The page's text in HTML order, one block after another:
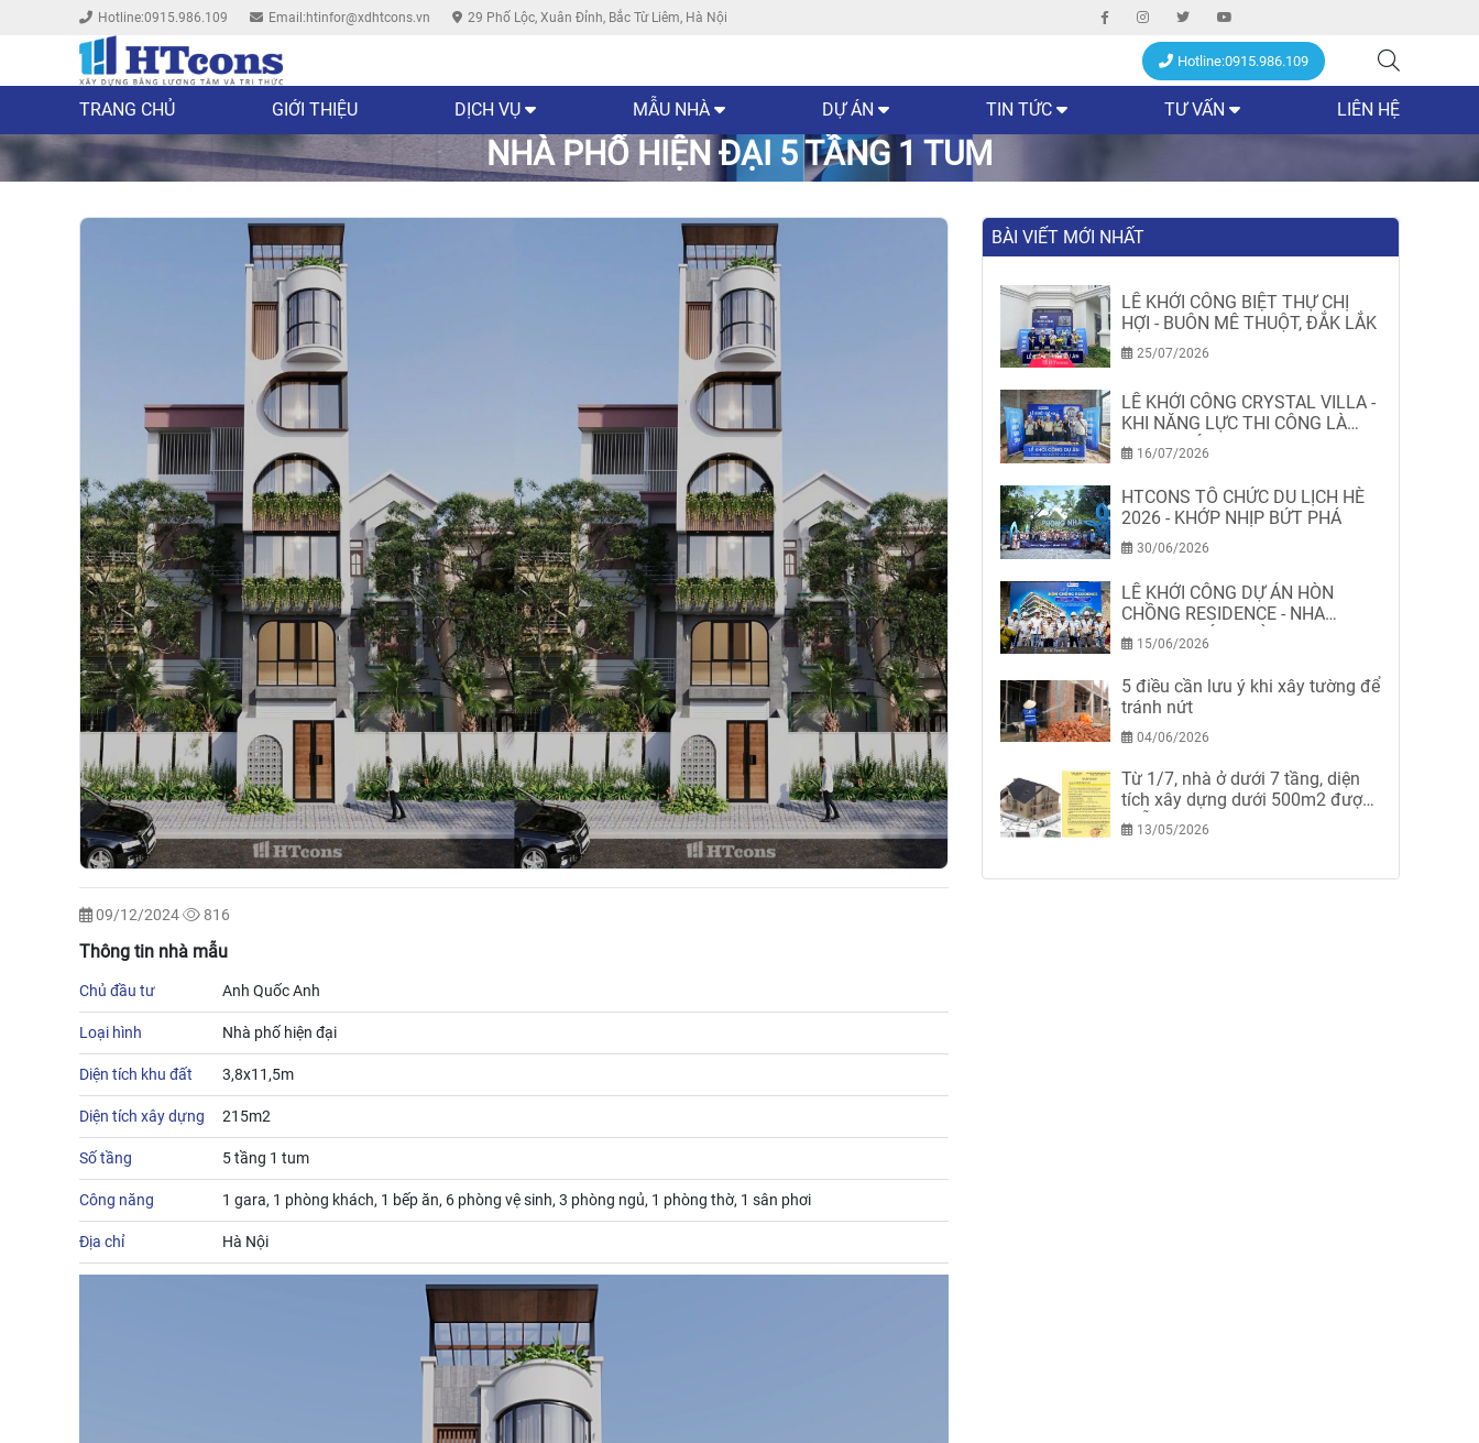
Hotline:0915.986.109 Email:htinfor@xdhtcons.vn 29 Phố Lộc, Xuân Đỉnh, Bắc Từ Liêm, Hà Nội
Hotline:0915.986.109
TRANG CHỦ GIỚI THIỆU DỊCH VỤ MẪU NHÀ DỰ ÁN TIN TỨC TƯ VẤN LIÊN HỆ
NHÀ PHỐ HIỆN ĐẠI 5 TẦNG 1 TUM
09/12/2024 816
Thông tin nhà mẫu
Chủ đầu tư Anh Quốc Anh
Loại hình Nhà phố hiện đại
Diện tích khu đất 3,8x11,5m
Diện tích xây dựng 215m2
Số tầng 5 tầng 1 tum
Công năng 1 gara, 1 phòng khách, 1 bếp ăn, 6 phòng vệ sinh, 3 phòng ngủ, 1 phòng thờ, 1 sân phơi
Địa chỉ Hà Nội
BÀI VIẾT MỚI NHẤT
LỄ KHỞI CÔNG BIỆT THỰ CHỊ
HỢI - BUÔN MÊ THUỘT, ĐẮK LẮK
25/07/2026
LỄ KHỞI CÔNG CRYSTAL VILLA -
KHI NĂNG LỰC THI CÔNG LÀ
MINH CHỨNG
16/07/2026
HTCONS TỔ CHỨC DU LỊCH HÈ
2026 - KHỚP NHỊP BỨT PHÁ
30/06/2026
LỄ KHỞI CÔNG DỰ ÁN HÒN
CHỒNG RESIDENCE - NHA
TRANG-KHÁNH HÒA
15/06/2026
5 điều cần lưu ý khi xây tường để
tránh nứt
04/06/2026
Từ 1/7, nhà ở dưới 7 tầng, diện
tích xây dựng dưới 500m2 được
miễn giấy phép xây dựng
13/05/2026